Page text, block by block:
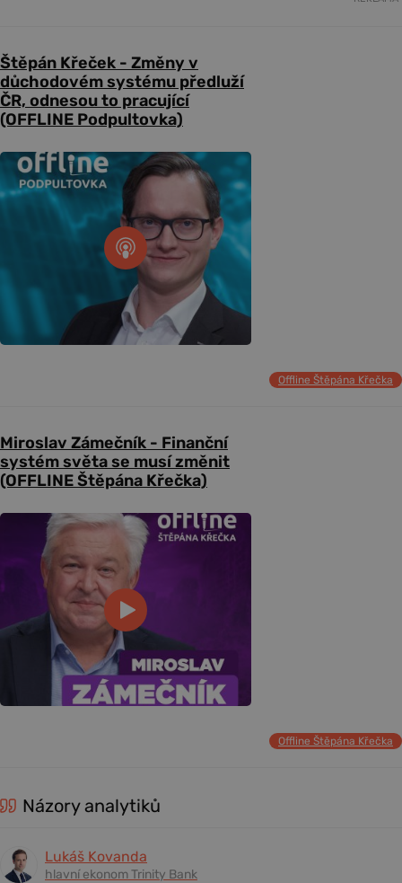
Štěpán Křeček - Změny v
důchodovém systému předluží
ČR, odnesou to pracující
(OFFLINE Podpultovka)
Offline Štěpána Křečka
Miroslav Zámečník - Finanční
systém světa se musí změnit
(OFFLINE Štěpána Křečka)
Offline Štěpána Křečka
Názory analytiků
Lukáš Kovanda
hlavní ekonom Trinity Bank